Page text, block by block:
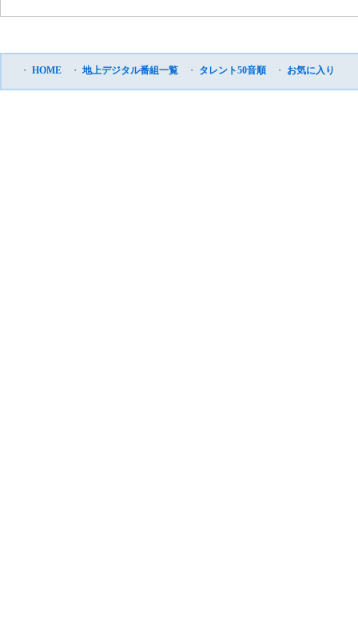
・ HOME ・ 地上デジタル番組一覧 ・ タレント50音順 ・ お気に入り